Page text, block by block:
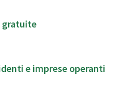
gratuite
e imprese operanti